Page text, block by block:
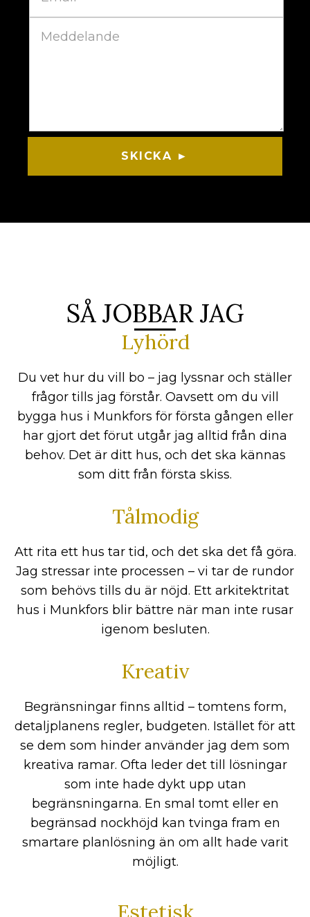
SKICKA ►
SÅ JOBBAR JAG
Lyhörd
Du vet hur du vill bo – jag lyssnar och ställer
frågor tills jag förstår. Oavsett om du vill
bygga hus i Munkfors för första gången eller
har gjort det förut utgår jag alltid från dina
behov. Det är ditt hus, och det ska kännas
som ditt från första skiss.
Tålmodig
Att rita ett hus tar tid, och det ska det få göra.
Jag stressar inte processen – vi tar de rundor
som behövs tills du är nöjd. Ett arkitektritat
hus i Munkfors blir bättre när man inte rusar
igenom besluten.
Kreativ
Begränsningar finns alltid – tomtens form,
detaljplanens regler, budgeten. Istället för att
se dem som hinder använder jag dem som
kreativa ramar. Ofta leder det till lösningar
som inte hade dykt upp utan
begränsningarna. En smal tomt eller en
begränsad nockhöjd kan tvinga fram en
smartare planlösning än om allt hade varit
möjligt.
Estetisk